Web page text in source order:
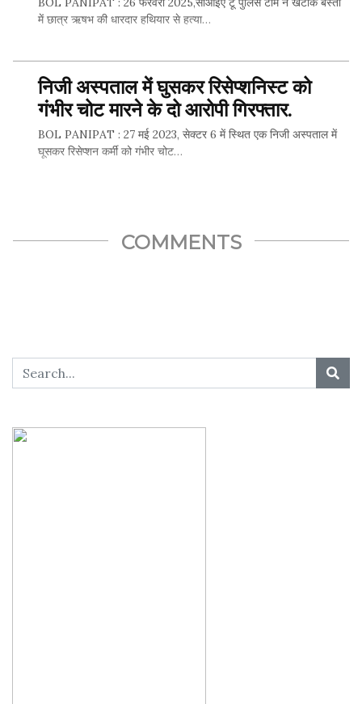
में छात्र ऋषभ की धारदार हथियार से हत्या…
SHARE THIS...
निजी अस्पताल में घुसकर रिसेप्शनिस्ट को
गंभीर चोट मारने के दो आरोपी गिरफ्तार.
BOL PANIPAT : 27 मई 2023, सेक्टर 6 में स्थित एक निजी अस्पताल में
घूसकर रिसेप्शन कर्मी को गंभीर चोट…
COMMENTS